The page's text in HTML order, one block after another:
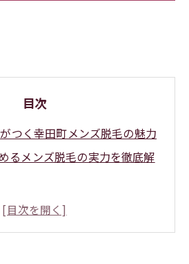
目次
つく幸田町メンズ脱毛の魅力
るメンズ脱毛の実力を徹底解
実感できる快適メンズ脱毛体